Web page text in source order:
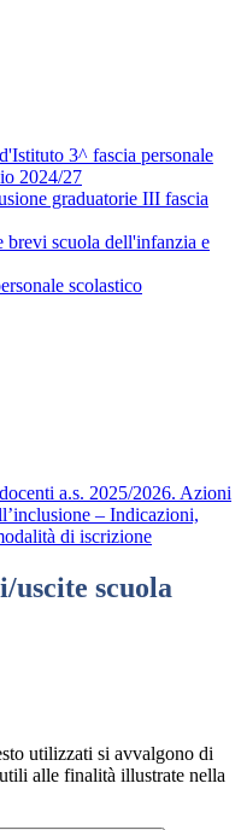
3^ fascia personale
2024/27
graduatorie III fascia
brevi scuola dell'infanzia e
scolastico
a.s. 2025/2026. Azioni
– Indicazioni,
di iscrizione
uscite scuola
utilizzati si avvalgono di
alle finalità illustrate nella